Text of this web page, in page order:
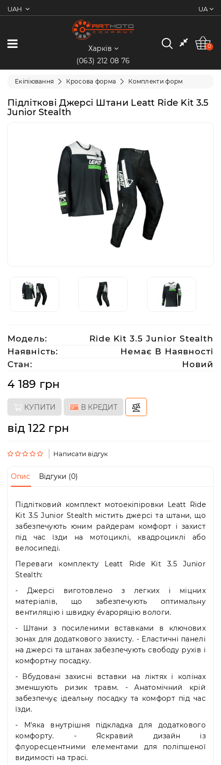
UAH UA
0
Категорії
Мотоцикли
Електротранспорт
Екіпіювання
Запчастини
(063)
212
08
artmoto.info@gmail.com
Режим
роботи:
Пт
-
19:00
10:00
-
19:00
Нд
Харків
(063) 212 08 76
0
Екіпіювання Кросова форма Комплекти форм
Підліткові Джерсі Штани Leatt Ride Kit 3.5
Junior Stealth
Модель:
Ride Kit 3.5 Junior Stealth
Наявність:
Немає В Наявності
Стан:
Новий
4 189 грн
КУПИТИ В КРЕДИТ
від 122 грн
Написати відгук
Опис Відгуки (0)
Підлітковий комплект мотоекіпіровки Leatt Ride
Kit 3.5 Junior Stealth містить джерсі та штани, що
забезпечують юним райдерам комфорт і захист
під час їзди на мотоциклі, квадроциклі або
велосипеді.
Переваги комплекту Leatt Ride Kit 3.5 Junior
Stealth:
- Джерсі виготовлено з легких і міцних
матеріалів, що забезпечують оптимальну
вентиляцію і швидку évapopяцію вологи.
- Штани з посиленими вставками в ключових
зонах для додаткового захисту. - Еластичні панелі
на джерсі та штанах забезпечують свободу рухів і
комфортну посадку.
- Вбудовані захисні вставки на ліктях і колінах
зменшують ризик травм. - Анатомічний крій
забезпечує ідеальну посадку та комфорт під час
їзди.
- М'яка внутрішня підкладка для додаткового
комфорту. - Яскравий дизайн із
флуоресцентними елементами для поліпшеної
видимості на трасі.